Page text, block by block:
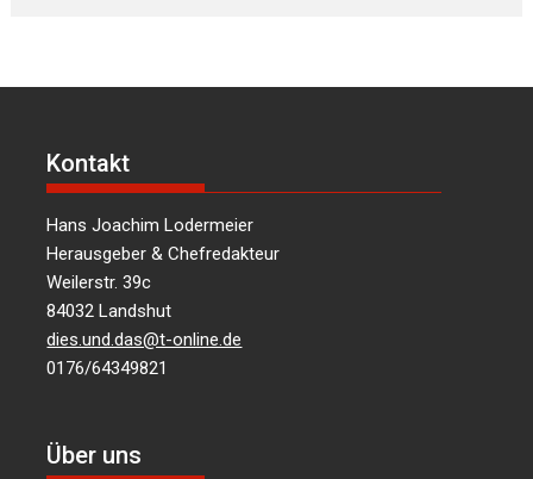
Kontakt
Hans Joachim Lodermeier
Herausgeber & Chefredakteur
Weilerstr. 39c
84032 Landshut
dies.und.das@t-online.de
0176/64349821
Über uns